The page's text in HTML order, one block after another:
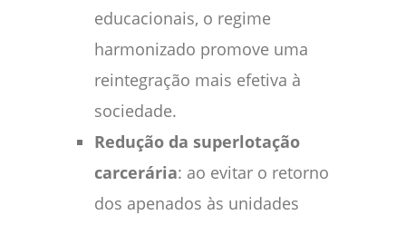
educacionais, o regime
harmonizado promove uma
reintegração mais efetiva à
sociedade.
Redução da superlotação
carcerária: ao evitar o retorno
dos apenados às unidades